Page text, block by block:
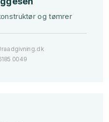
og tømrer
0049